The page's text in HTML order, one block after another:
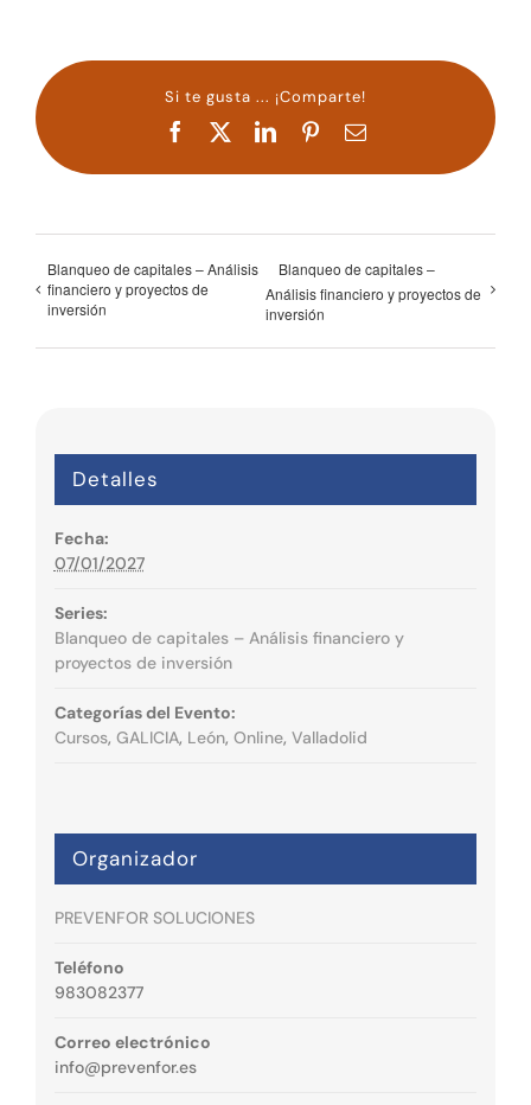
Si te gusta ... ¡Comparte!
Facebook LinkedInPinterestCorreo
Blanqueo de capitales – Análisis
financiero y proyectos de
inversión
Blanqueo de capitales –
Análisis financiero y proyectos de
inversión
Detalles
Fecha:
07/01/2027
Series:
Blanqueo de capitales – Análisis financiero y
proyectos de inversión
Categorías del Evento:
Cursos, GALICIA, León, Online, Valladolid
Organizador
PREVENFOR SOLUCIONES
Teléfono
983082377
Correo electrónico
info@prevenfor.es